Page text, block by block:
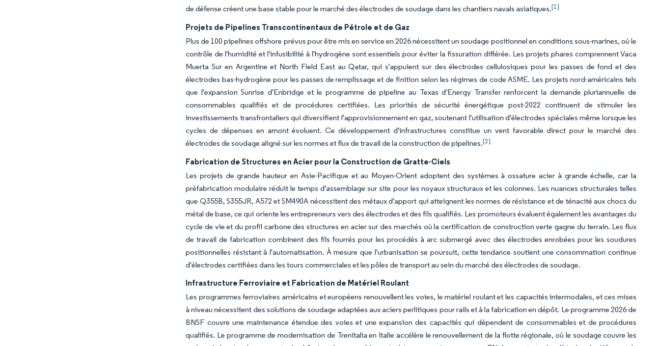
de défense créent une base stable pour le marché des électrodes de soudage dans les chantiers navals asiatiques.[1]
Projets de Pipelines Transcontinentaux de Pétrole et de Gaz
Plus de 100 pipelines offshore prévus pour être mis en service en 2026 nécessitent un soudage positionnel en conditions sous-marines, où le
contrôle de l'humidité et l'infusibilité à l'hydrogène sont essentiels pour éviter la fissuration différée. Les projets phares comprennent Vaca
Muerta Sur en Argentine et North Field East au Qatar, qui s'appuient sur des électrodes cellulosiques pour les passes de fond et des
électrodes bas-hydrogène pour les passes de remplissage et de finition selon les régimes de code ASME. Les projets nord-américains tels
que l'expansion Sunrise d'Enbridge et le programme de pipeline au Texas d'Energy Transfer renforcent la demande pluriannuelle de
consommables qualifiés et de procédures certifiées. Les priorités de sécurité énergétique post-2022 continuent de stimuler les
investissements transfrontaliers qui diversifient l'approvisionnement en gaz, soutenant l'utilisation d'électrodes spéciales même lorsque les
cycles de dépenses en amont évoluent. Ce développement d'infrastructures constitue un vent favorable direct pour le marché des
électrodes de soudage aligné sur les normes et flux de travail de la construction de pipelines.[2]
Fabrication de Structures en Acier pour la Construction de Gratte-Ciels
Les projets de grande hauteur en Asie-Pacifique et au Moyen-Orient adoptent des systèmes à ossature acier à grande échelle, car la
préfabrication modulaire réduit le temps d'assemblage sur site pour les noyaux structuraux et les colonnes. Les nuances structurales telles
que Q355B, S355JR, A572 et SM490A nécessitent des métaux d'apport qui atteignent les normes de résistance et de ténacité aux chocs du
métal de base, ce qui oriente les entrepreneurs vers des électrodes et des fils qualifiés. Les promoteurs évaluent également les avantages du
cycle de vie et du profil carbone des structures en acier sur des marchés où la certification de construction verte gagne du terrain. Les flux
de travail de fabrication combinent des fils fourrés pour les procédés à arc submergé avec des électrodes enrobées pour les soudures
positionnelles résistant à l'automatisation. À mesure que l'urbanisation se poursuit, cette tendance soutient une consommation continue
d'électrodes certifiées dans les tours commerciales et les pôles de transport au sein du marché des électrodes de soudage.
Infrastructure Ferroviaire et Fabrication de Matériel Roulant
Les programmes ferroviaires américains et européens renouvellent les voies, le matériel roulant et les capacités intermodales, et ces mises
à niveau nécessitent des solutions de soudage adaptées aux aciers perlitiques pour rails et à la fabrication en dépôt. Le programme 2026 de
BNSF couvre une maintenance étendue des voies et une expansion des capacités qui dépendent de consommables et de procédures
qualifiés. Le programme de modernisation de Trenitalia en Italie accélère le renouvellement de la flotte régionale, où le soudage couvre les